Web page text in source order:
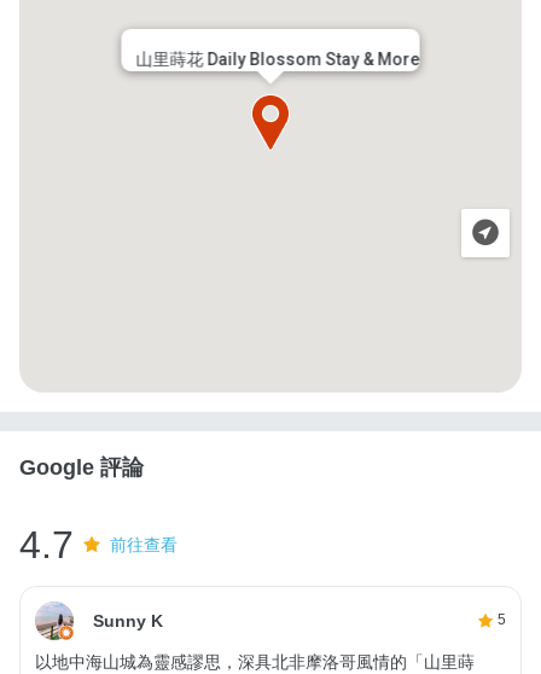
山里蒔花 Daily Blossom Stay & More
Google 評論
4.7 前往查看
Sunny K 5
以地中海山城為靈感謬思，深具北非摩洛哥風情的「山里蒔